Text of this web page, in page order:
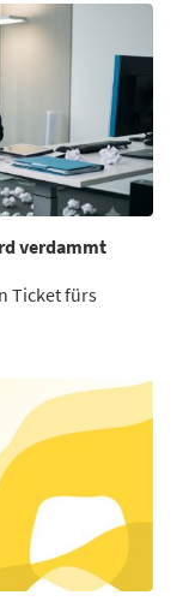
verdammt
Ticket fürs